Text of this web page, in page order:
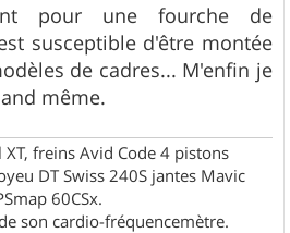
pour une fourche de
susceptible d'être montée
de cadres... M'enfin je
même.
freins Avid Code 4 pistons
DT Swiss 240S jantes Mavic
60CSx.
son cardio-fréquencemètre.